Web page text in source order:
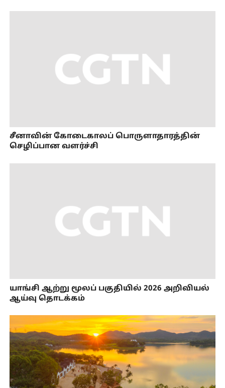
சீனாவின் கோடைகாலப் பொருளாதாரத்தின்
செழிப்பான வளர்ச்சி
யாங்சி ஆற்று மூலப் பகுதியில் 2026 அறிவியல்
ஆய்வு தொடக்கம்